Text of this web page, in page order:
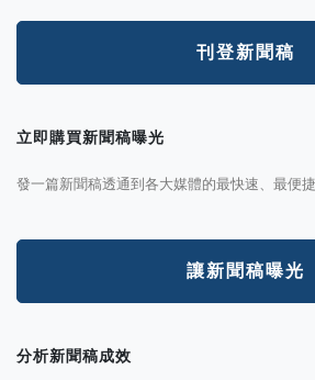
刊登新聞稿
立即購買新聞稿曝光
發一篇新聞稿透通到各大媒體的最快速、最便
讓新聞稿曝光
分析新聞稿成效